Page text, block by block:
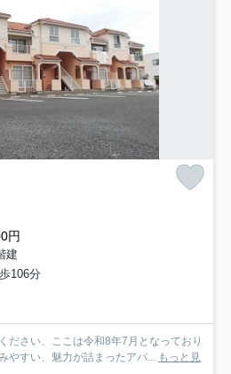
円
建
106分
ださい、ここは令和8年7月となっており
やすい、魅力が詰まったアパ... もっと見